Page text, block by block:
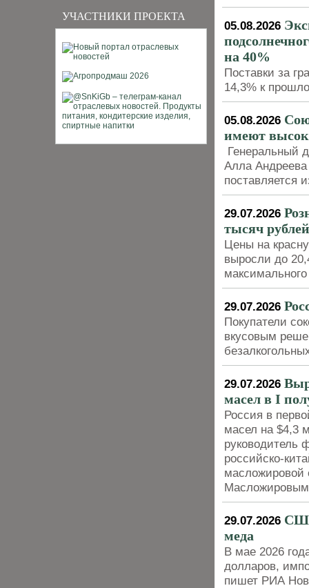
УЧАСТНИКИ ПРОЕКТА
05.08.2026
на 40%
Поставки за
14,3% к
05.08.2026
имеют
Генеральный
Алла
поставляется
29.07.2026
тысяч
Цены на
выросли до
29.07.2026
Покупатели
вкусовым
29.07.2026
масел в I
Россия в
масел на $4,3
руководитель
российско-
масложировой
29.07.2026
меда
В мае 2026
долларов,
пишет РИА